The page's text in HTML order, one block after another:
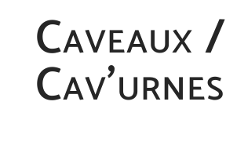
Caveaux /
Cav’urnes